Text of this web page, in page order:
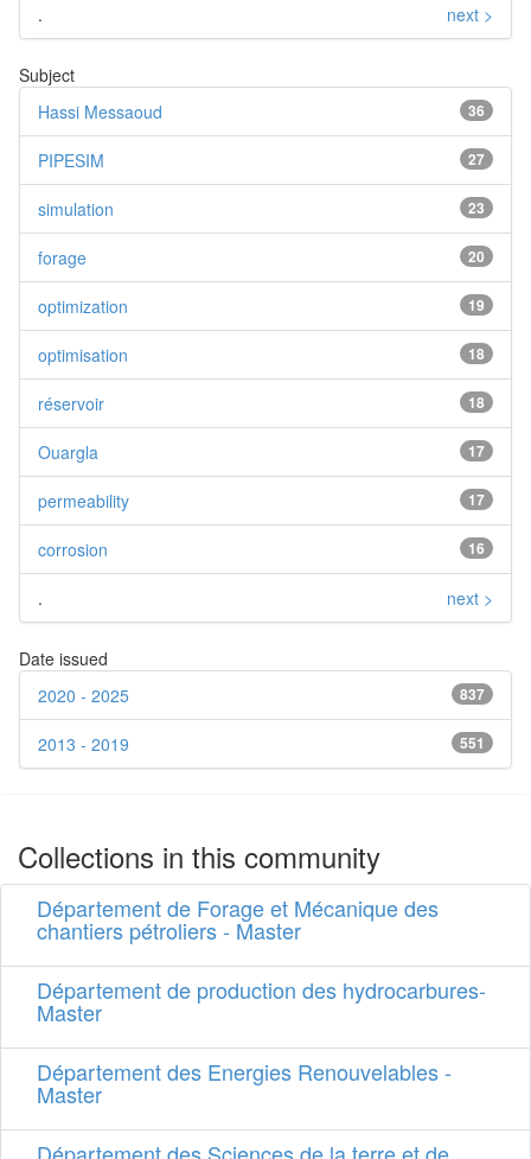
. next >
Subject
36
Hassi Messaoud
27
PIPESIM
23
simulation
20
forage
19
optimization
18
optimisation
18
réservoir
17
Ouargla
17
permeability
16
corrosion
. next >
Date issued
837
2020 - 2025
551
2013 - 2019
Collections in this community
Département de Forage et Mécanique des
chantiers pétroliers - Master
Département de production des hydrocarbures-
Master
Département des Energies Renouvelables -
Master